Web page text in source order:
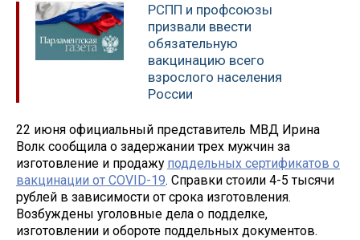
РСПП и профсоюзы
призвали ввести
обязательную
вакцинацию всего
взрослого населения
России
22 июня официальный представитель МВД Ирина
Волк сообщила о задержании трех мужчин за
изготовление и продажу поддельных сертификатов о
вакцинации от COVID-19. Справки стоили 4-5 тысячи
рублей в зависимости от срока изготовления.
Возбуждены уголовные дела о подделке,
изготовлении и обороте поддельных документов.